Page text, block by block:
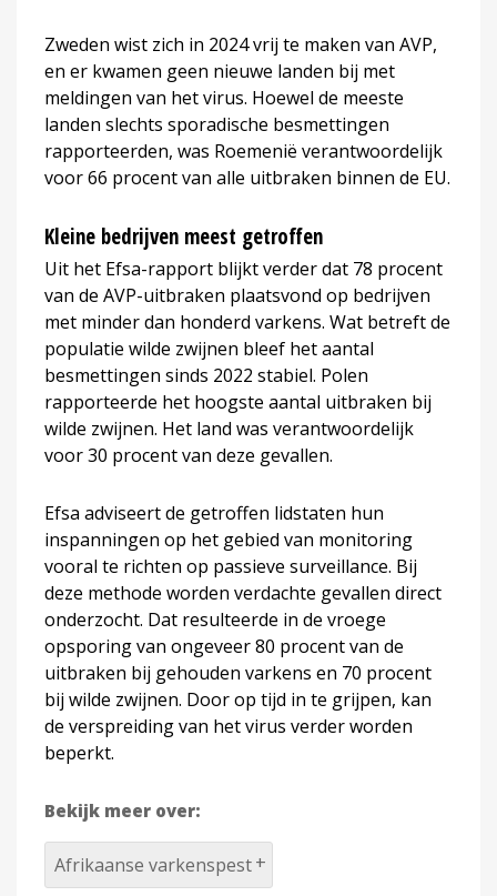
Zweden wist zich in 2024 vrij te maken van AVP,
en er kwamen geen nieuwe landen bij met
meldingen van het virus. Hoewel de meeste
landen slechts sporadische besmettingen
rapporteerden, was Roemenië verantwoordelijk
voor 66 procent van alle uitbraken binnen de EU.
Kleine bedrijven meest getroffen
Uit het Efsa-rapport blijkt verder dat 78 procent
van de AVP-uitbraken plaatsvond op bedrijven
met minder dan honderd varkens. Wat betreft de
populatie wilde zwijnen bleef het aantal
besmettingen sinds 2022 stabiel. Polen
rapporteerde het hoogste aantal uitbraken bij
wilde zwijnen. Het land was verantwoordelijk
voor 30 procent van deze gevallen.
Efsa adviseert de getroffen lidstaten hun
inspanningen op het gebied van monitoring
vooral te richten op passieve surveillance. Bij
deze methode worden verdachte gevallen direct
onderzocht. Dat resulteerde in de vroege
opsporing van ongeveer 80 procent van de
uitbraken bij gehouden varkens en 70 procent
bij wilde zwijnen. Door op tijd in te grijpen, kan
de verspreiding van het virus verder worden
beperkt.
Bekijk meer over:
Afrikaanse varkenspest